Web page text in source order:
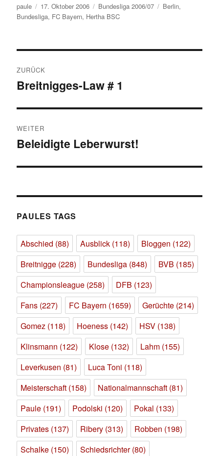
Autor
paule
Veröffentlicht
am
17. Oktober 2006 Kategorien
Bundesliga 2006/07 Schlagwörter
Berlin,
Bundesliga, FC Bayern, Hertha BSC
ZURÜCK
Vorheriger
Breitnigges-Law # 1
WEITER
Nächster
Beleidigte Leberwurst!
PAULES TAGS
Abschied (88) Ausblick (118) Bloggen (122)
Breitnigge (228) Bundesliga (848) BVB (185)
Championsleague (258) DFB (123)
Fans (227) FC Bayern (1659) Gerüchte (214)
Gomez (118) Hoeness (142) HSV (138)
Klinsmann (122) Klose (132) Lahm (155)
Leverkusen (81) Luca Toni (118)
Meisterschaft (158) Nationalmannschaft (81)
Paule (191) Podolski (120) Pokal (133)
Privates (137) Ribery (313) Robben (198)
Schalke (150) Schiedsrichter(80)